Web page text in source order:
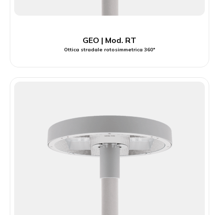
GEO | Mod. RT
Ottica stradale rotosimmetrica 360°